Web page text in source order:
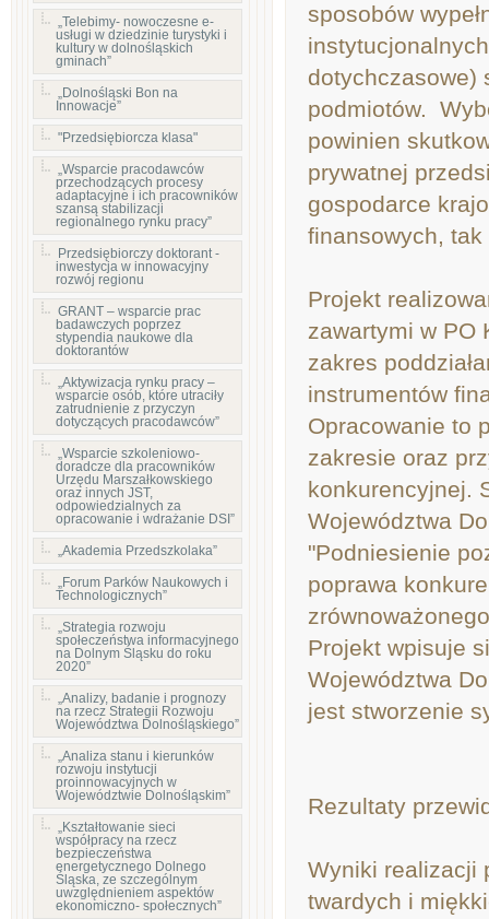
„Telebimy- nowoczesne e-
usługi w dziedzinie turystyki i
kultury w dolnośląskich
gminach”
„Dolnośląski Bon na
Innowacje”
"Przedsiębiorcza klasa"
„Wsparcie pracodawców
przechodzących procesy
adaptacyjne i ich pracowników
szansą stabilizacji
regionalnego rynku pracy”
Przedsiębiorczy doktorant -
inwestycja w innowacyjny
rozwój regionu
GRANT – wsparcie prac
badawczych poprzez
stypendia naukowe dla
doktorantów
„Aktywizacja rynku pracy –
wsparcie osób, które utraciły
zatrudnienie z przyczyn
dotyczących pracodawców”
„Wsparcie szkoleniowo-
doradcze dla pracowników
Urzędu Marszałkowskiego
oraz innych JST,
odpowiedzialnych za
opracowanie i wdrażanie DSI”
„Akademia Przedszkolaka”
„Forum Parków Naukowych i
Technologicznych”
„Strategia rozwoju
społeczeństwa informacyjnego
na Dolnym Śląsku do roku
2020”
„Analizy, badanie i prognozy
na rzecz Strategii Rozwoju
Województwa Dolnośląskiego”
„Analiza stanu i kierunków
rozwoju instytucji
proinnowacyjnych w
Województwie Dolnośląskim”
„Kształtowanie sieci
współpracy na rzecz
bezpieczeństwa
energetycznego Dolnego
Śląska, ze szczególnym
uwzględnieniem aspektów
ekonomiczno- społecznych”
sposobów
dotychczasowe)
podmiotów.
powinien
prywatnej
gospodarce
finansowych, tak
Projekt
zawartymi w PO
zakres
instrumentów
Opracowanie to
zakresie oraz
konkurencyjnej.
Województwa
"Podniesienie
poprawa
Projekt wpisuje
Województwa
jest stworzenie
Rezultaty
Wyniki realizacji
twardych i